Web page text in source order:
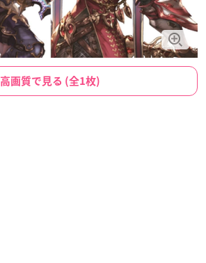
高画質で見る (全1枚)